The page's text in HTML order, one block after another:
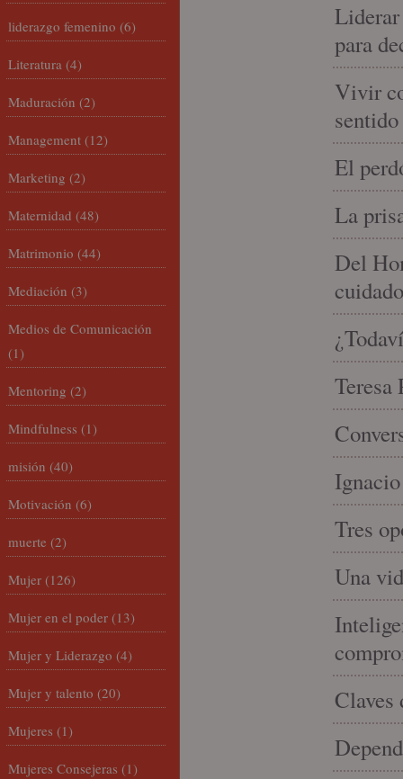
para
Vivir
El
La
Del
cuidado
Teresa
Tres
Una
Claves
liderazgo femenino (6)
Literatura (4)
Maduración (2)
Management (12)
Marketing (2)
Maternidad (48)
Matrimonio (44)
Mediación (3)
Medios de Comunicación
(1)
Mentoring (2)
Mindfulness (1)
misión (40)
Motivación (6)
muerte (2)
Mujer (126)
Mujer en el poder (13)
Mujer y Liderazgo (4)
Mujer y talento (20)
Mujeres (1)
Mujeres Consejeras (1)